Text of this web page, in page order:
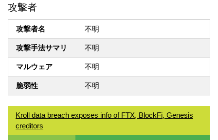
攻撃者
攻撃者名 不明
攻撃手法サマリ 不明
マルウェア 不明
脆弱性 不明
Kroll data breach exposes info of FTX, BlockFi, Genesis
creditors